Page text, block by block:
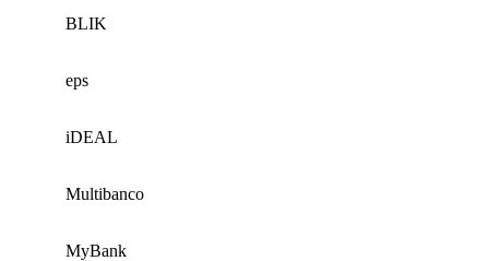
BLIK
eps
iDEAL
Multibanco
MyBank